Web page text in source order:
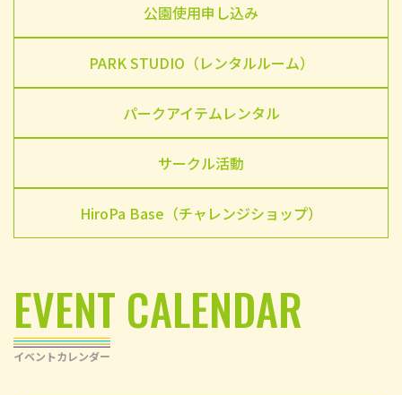
公園使用申し込み
PARK STUDIO（レンタルルーム）
パークアイテムレンタル
サークル活動
HiroPa Base（チャレンジショップ）
EVENT CALENDAR
イベントカレンダー